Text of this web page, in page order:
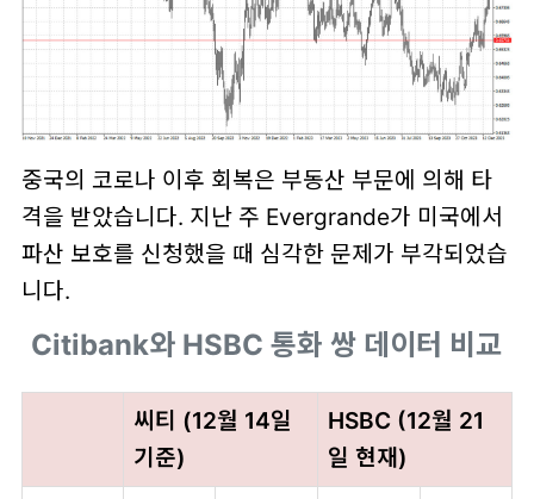
중국의 코로나 이후 회복은 부동산 부문에 의해 타
격을 받았습니다. 지난 주 Evergrande가 미국에서
파산 보호를 신청했을 때 심각한 문제가 부각되었습
니다.
Citibank와 HSBC 통화 쌍 데이터 비교
씨티 (12월 14일
기준)
HSBC (12월 21
일 현재)